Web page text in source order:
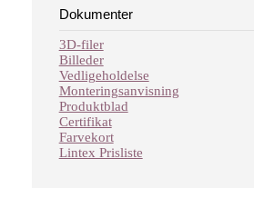
Dokumenter
3D-filer
Billeder
Vedligeholdelse
Monteringsanvisning
Produktblad
Certifikat
Farvekort
Lintex Prisliste